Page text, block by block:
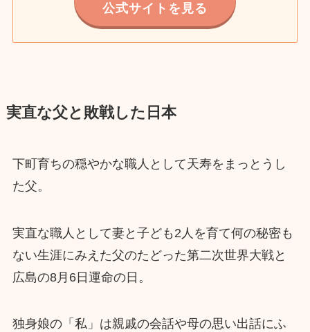
公式サイトを見る
実直な父と敗戦した日本
下町育ちの穏やかな職人として天寿をまっとうし
た父。
実直な職人として妻と子ども2人を育て何の秘密も
ない生涯にみえた父のたどった第二次世界大戦と
広島の8月6日運命の日。
独身娘の「私」は親戚の会話や母の思い出話にふ